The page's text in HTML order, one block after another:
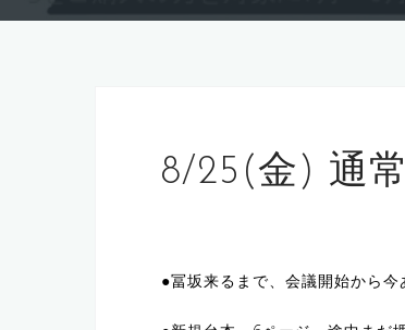
8/25(金) 通
●冨坂来るまで、会議開始から